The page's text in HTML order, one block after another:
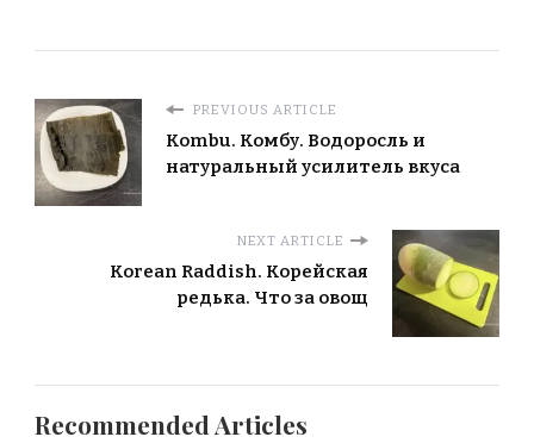
PREVIOUS ARTICLE
Kombu. Комбу. Водоросль и
натуральный усилитель вкуса
NEXT ARTICLE
Korean Raddish. Корейская
редька. Что за овощ
Recommended Articles